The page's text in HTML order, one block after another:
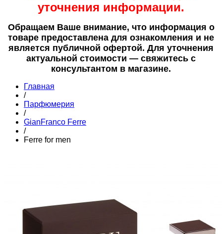
уточнения информации.
Обращаем Ваше внимание, что информация о
товаре предоставлена для ознакомления и не
является публичной офертой. Для уточнения
актуальной стоимости — свяжитесь с
консультантом в магазине.
Главная
/
Парфюмерия
/
GianFranco Ferre
/
Ferre for men